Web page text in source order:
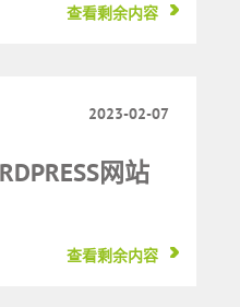
查看剩余内容
2023-02-07
网站
查看剩余内容